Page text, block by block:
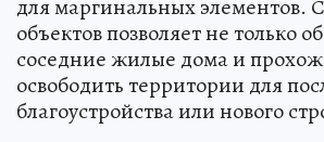
для маргинальных элементов.
объектов позволяет не только
соседние жилые дома и
освободить территории для
благоустройства или нового